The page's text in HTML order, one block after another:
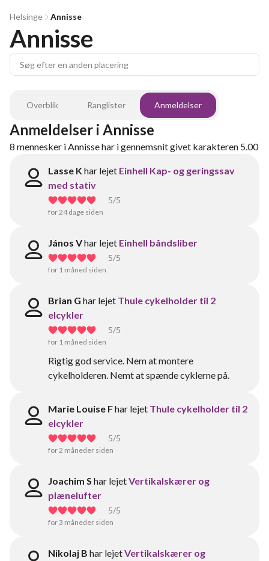
Helsinge Annisse
Annisse
Overblik Ranglister Anmeldelser
Anmeldelser i Annisse
8 mennesker iAnnissehar i gennemsnit givet karakteren 5.00
Lasse K har lejet Einhell Kap- og geringssav
med stativ
5/5
for 24 dage siden
János Vhar lejet Einhell båndsliber
5/5
for 1 måned siden
Brian G har lejet Thule cykelholder til 2
elcykler
5/5
for 1 måned siden
Rigtig god service. Nem at montere
cykelholderen. Nemt at spænde cyklerne på.
Marie Louise Fhar lejet Thule cykelholder til 2
elcykler
5/5
for 2 måneder siden
Joachim S har lejetVertikalskærer og
plænelufter
5/5
for 3 måneder siden
Nikolaj B har lejetVertikalskærer og